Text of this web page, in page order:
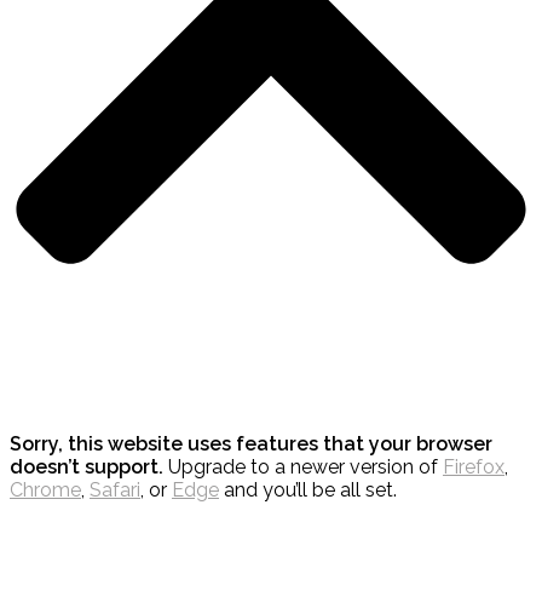
Sorry, this website uses features that your browser
doesn’t support. Upgrade to a newer version of Firefox,
Chrome, Safari, or Edge and you’ll be all set.